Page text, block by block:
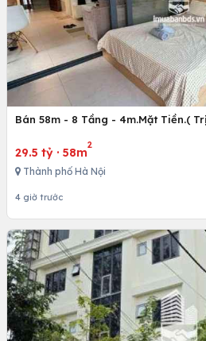
29.5 tỷ · 58m
2
Thành phố Hà Nội
4 giờ trước